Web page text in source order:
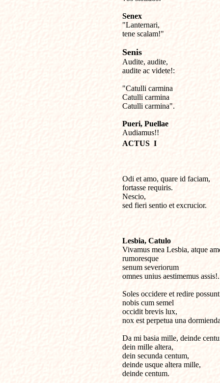
Senex
"Lanternari,
tene scalam!"
Senis
Audite, audite,
audite ac videte!:
"Catulli carmina
Catulli carmina
Catulli carmina".
Pueri, Puellae
ACTUS  I
Odi et amo, quare id faciam,
fortasse requiris.
Nescio,
sed fieri sentio et excrucior.
Lesbia, Catulo
Vivamus mea Lesbia, atque
rumoresque
senum severiorum
omnes unius aestimemus assis!.
Soles occidere et redire
nobis cum semel
occidit brevis lux,
nox est perpetua una
Da mi basia mille, deinde
dein mille altera,
dein secunda centum,
deinde usque altera mille,
deinde centum.